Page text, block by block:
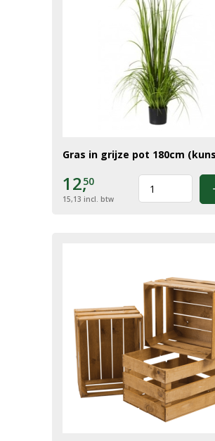
Gras in grijze pot 180cm
12,50
15,13 incl. btw